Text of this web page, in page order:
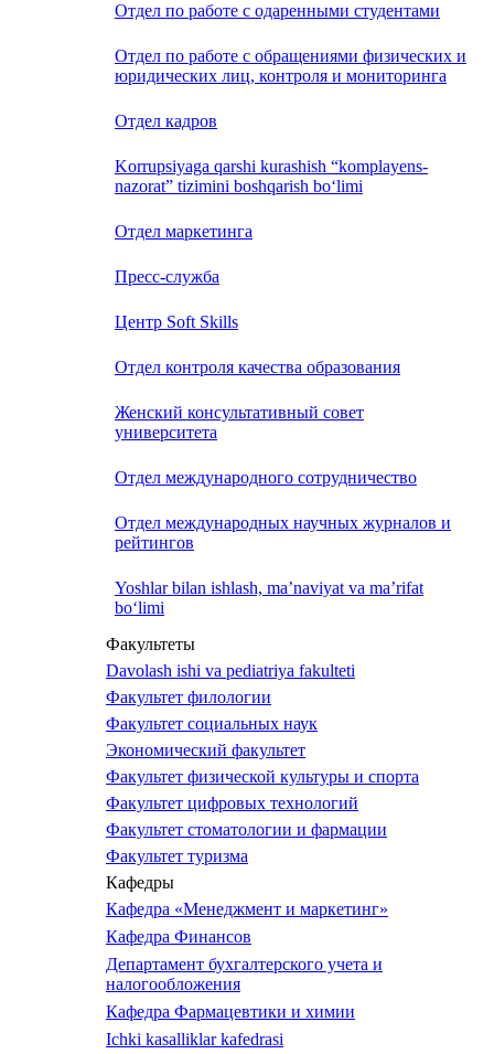
Отдел по работе с одаренными студентами
Отдел по работе с обращениями физических и
юридических лиц, контроля и мониторинга
Отдел кадров
Korrupsiyaga qarshi kurashish “komplayens-
nazorat” tizimini boshqarish bo‘limi
Отдел маркетинга
Пресс-служба
Центр Soft Skills
Отдел контроля качества образования
Женский консультативный совет
университета
Отдел международного сотрудничество
Отдел международных научных журналов и
рейтингов
Yoshlar bilan ishlash, ma’naviyat va ma’rifat
bo‘limi
Факультеты
Davolash ishi va pediatriya fakulteti
Факультет филологии
Факультет социальных наук
Экономический факультет
Факультет физической культуры и спорта
Факультет цифровых технологий
Факультет стоматологии и фармации
Факультет туризма
Кафедры
Кафедра «Менеджмент и маркетинг»
Кафедра Финансов
Департамент бухгалтерского учета и
налогообложения
Кафедра Фармацевтики и химии
Ichki kasalliklar kafedrasi